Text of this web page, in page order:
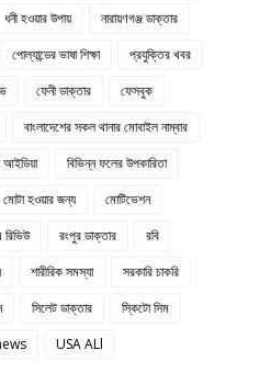
ধনী হওয়ার উপায়
নারায়ণগঞ্জ ডাক্তার
পোল্যান্ডের ভাষা শিক্ষা
প্রযুক্তির খবর
ফেনী ডাক্তার
ফেসবুক
বাংলাদেশের সকল থানার মোবাইল নাম্বার
আইডিয়া
বিভিন্ন ফলের উপকারিতা
মোটা হওয়ার জন্য
মোটিভেশন
রংপুর ডাক্তার
রবি
শারীরিক সমস্যা
সরকারি চাকরি
সিলেট ডাক্তার
স্কিটো সিম
USA ALl